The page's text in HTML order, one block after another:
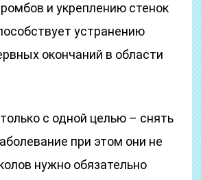
и укреплению стенок
устранению
окончаний в области
с одной целью – снять
при этом они не
нужно обязательно